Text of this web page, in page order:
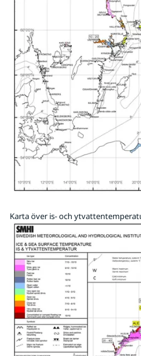
Karta över is- och